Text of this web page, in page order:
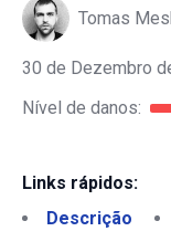
Tomas
30 de Dezembro
Nível de danos:
Links rápidos:
Descrição